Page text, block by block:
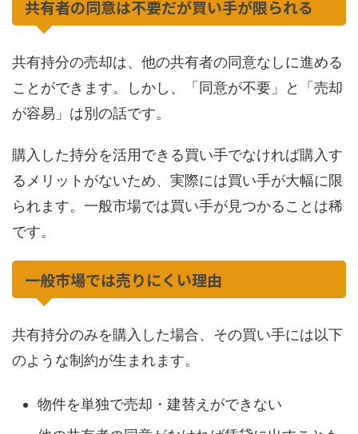
共有者の同意は不要だが買い手が限られる
共有持分の売却は、他の共有者の同意なしに進める
ことができます。しかし、「同意が不要」と「売却
が容易」は別の話です。
購入した持分を活用できる買い手でなければ購入す
るメリットがないため、実際には買い手が大幅に限
られます。一般市場では買い手が見つかることは稀
です。
一般市場では売りにくい理由
共有持分のみを購入した場合、その買い手には以下
のような制約が生まれます。
物件を単独で売却・建替えができない